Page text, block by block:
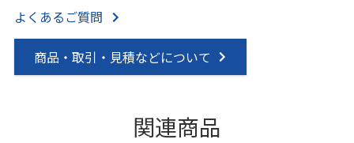
よくあるご質問
商品・取引・見積などについて
関連商品